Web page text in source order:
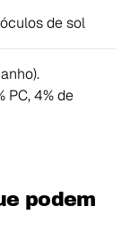
de sol
PC, 4% de
podem